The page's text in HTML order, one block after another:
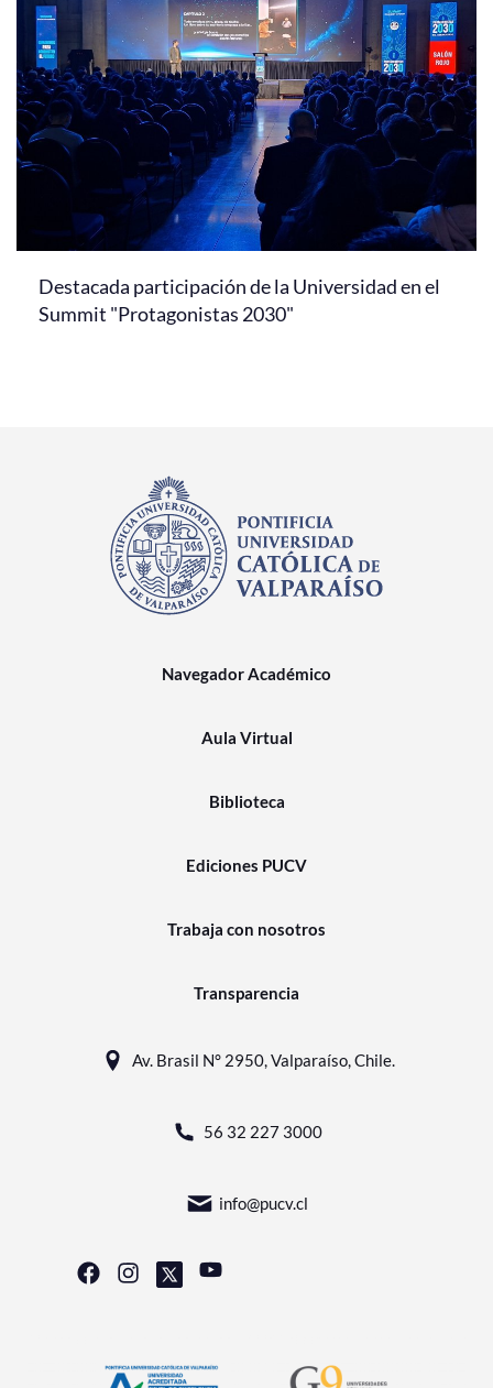
Destacada participación de la Universidad en el
Summit "Protagonistas 2030"
Navegador Académico
Aula Virtual
Biblioteca
Ediciones PUCV
Trabaja con nosotros
Transparencia
Av. Brasil N° 2950, Valparaíso, Chile.
56 32 227 3000
info@pucv.cl